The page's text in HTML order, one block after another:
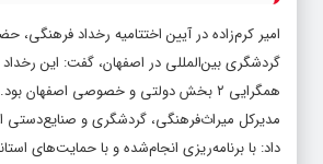
امیر کرم‌زاده در آیین اختتامیه رخداد
گردشگری بین‌المللی در اصفهان، گفت: این
همگرایی ۲ بخش دولتی و خصوصی اصفهان بود.
مدیرکل میراث‌فرهنگی، گردشگری و صنایع‌دستی
داد: با برنامه‌ریزی انجام‌شده و با حمایت‌های